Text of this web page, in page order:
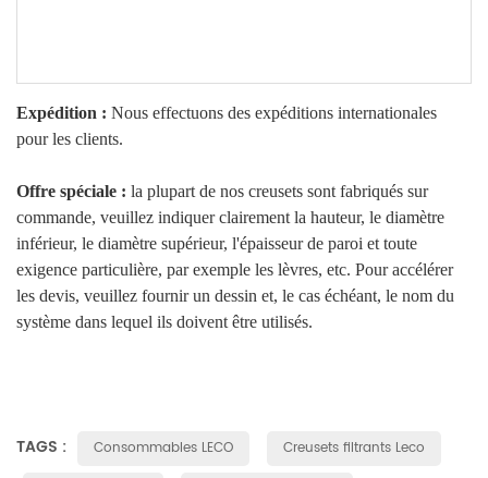
Expédition : Nous effectuons des expéditions internationales
pour les clients.
Offre spéciale : la plupart de nos creusets sont fabriqués sur
commande, veuillez indiquer clairement la hauteur, le diamètre
inférieur, le diamètre supérieur, l'épaisseur de paroi et toute
exigence particulière, par exemple les lèvres, etc. Pour accélérer
les devis, veuillez fournir un dessin et, le cas échéant, le nom du
système dans lequel ils doivent être utilisés.
TAGS : Consommables LECO
Creusets filtrants Leco